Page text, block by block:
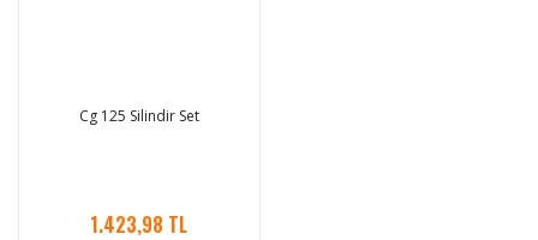
Cg 125 Silindir Set
1.423,98 TL